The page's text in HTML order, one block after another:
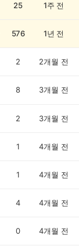
25 1주 전
576 1년 전
2 2개월 전
8 3개월 전
2 3개월 전
1 4개월 전
1 4개월 전
4 4개월 전
0 4개월 전